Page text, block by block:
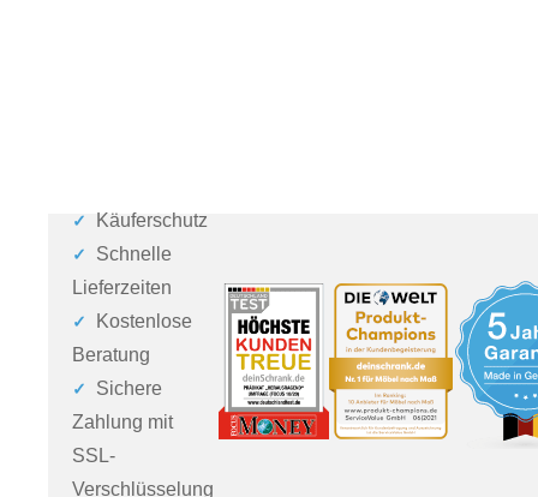
Käuferschutz
Schnelle
Lieferzeiten
Kostenlose
Beratung
Sichere
Zahlung mit
SSL-
Verschlüsselung